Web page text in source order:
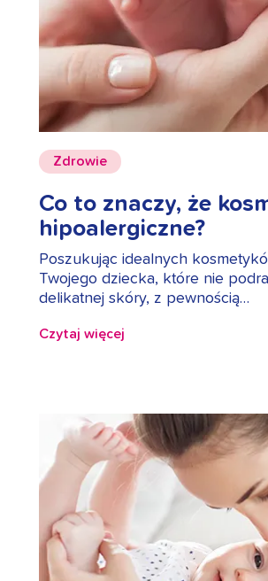
Zdrowie
Co to znaczy, że
hipoalergiczne?
Poszukując idealnych
Twojego dziecka, które nie
delikatnej skóry, z pewnością…
Czytaj więcej